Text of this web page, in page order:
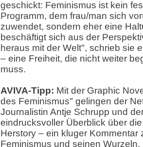
geschickt: Feminismus ist kein
Programm, dem frau/man sich
zuwendet, sondern eher eine
beschäftigt sich aus der
heraus mit der Welt", schrieb sie
– eine Freiheit, die nicht weiter
muss.
AVIVA-Tipp: Mit der Graphic
des Feminismus" gelingen der
Journalistin Antje Schrupp und
eindrucksvoller Überblick über
Herstory – ein kluger Kommentar
Feminismus und seinen Wurzeln.